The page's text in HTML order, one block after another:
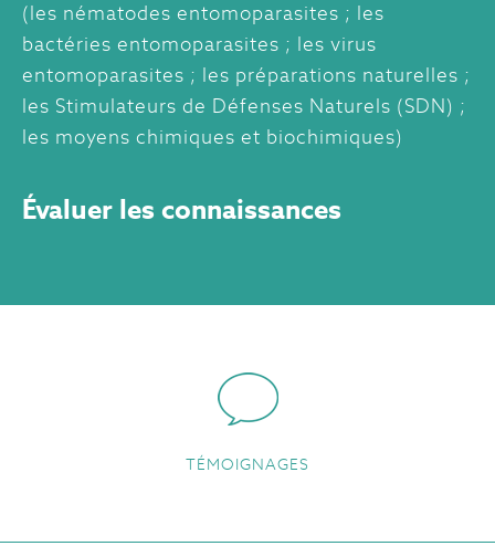
TÉMOIGNAGES
(les nématodes entomoparasites ; les
bactéries entomoparasites ; les virus
entomoparasites ; les préparations naturelles ;
les Stimulateurs de Défenses Naturels (SDN) ;
les moyens chimiques et biochimiques)
Évaluer les connaissances